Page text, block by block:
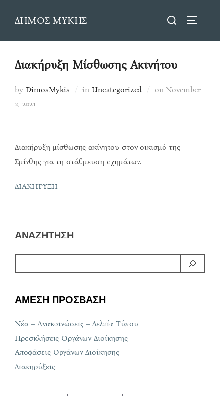
ΔΗΜΟΣ ΜΥΚΗΣ
Search
Διακήρυξη Μίσθωσης Ακινήτου
by DimosMykis in Uncategorized on Posted
November
2, 2021
Διακήρυξη μίσθωσης ακίνητου στον οικισμό της
Σμίνθης για τη στάθμευση οχημάτων.
ΔΙΑΚΗΡΥΞΗ
ΑΝΑΖΗΤΗΣΗ
ΑΜΕΣΗ ΠΡΟΣΒΑΣΗ
Νέα – Ανακοινώσεις – Δελτία Τύπου
Προσκλήσεις Οργάνων Διοίκησης
Αποφάσεις Οργάνων Διοίκησης
Διακηρύξεις